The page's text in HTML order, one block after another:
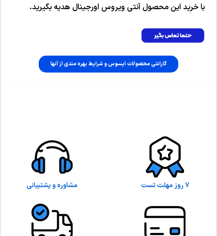
با خرید این محصول آنتی ویروس اورجینال هدیه بگیرید.
گارانتی محصولات ایسوس و شرایط بهره مندی از آنها
7 روز مهلت تست مشاوره و پشتیبانی